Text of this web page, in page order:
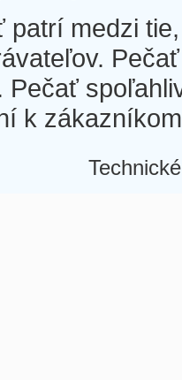
patrí medzi
Pečať
k